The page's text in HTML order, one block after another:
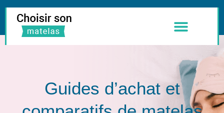
Guides d’achat et